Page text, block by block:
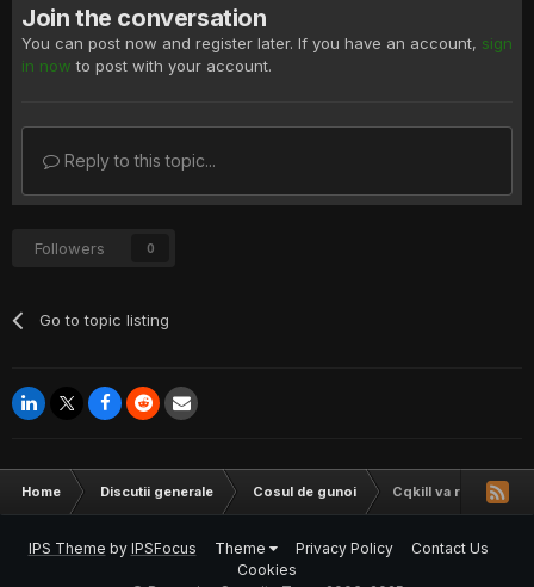
Join the conversation
You can post now and register later. If you have an account, sign
in now to post with your account.
Reply to this topic...
Followers 0
Go to topic listing
Home Discutii generale Cosul de gunoi Cqkill va rog datimil
IPS Theme by IPSFocus Theme Privacy Policy
Contact Us
Cookies